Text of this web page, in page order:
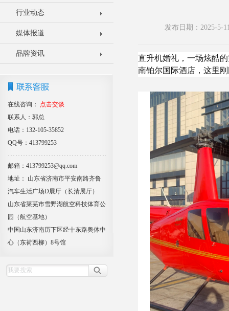
行业动态
媒体报道
品牌资讯
在线咨询：
点击交谈
联系人：郭总
电话：132-105-35852
QQ号：413799253
邮箱：413799253@qq.com
地址： 山东省济南市平安南路齐鲁
汽车生活广场D展厅（长清展厅）
山东省莱芜市雪野湖航空科技体育公
园（航空基地）
中国山东济南历下区经十东路奥体中
心（东荷西柳）8号馆
发布日期：2025-5-
直升机婚礼，一场炫酷
南铂尔国际酒店，这里